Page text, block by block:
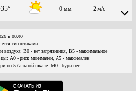
0 мм 2 м/с
в 08:00
синоптиками
воздуха: В0 - нет загрязнения, В5 - максимальное
А0 - риск минимален, А5 - максимален
по 5 бальной шкале: М0 - бури нет